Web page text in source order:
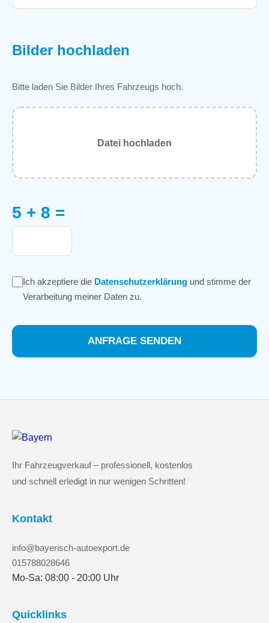
Bilder hochladen
Bitte laden Sie Bilder Ihres Fahrzeugs hoch.
Datei hochladen
5 + 8 =
Ich akzeptiere die Datenschutzerklärung und stimme der
Verarbeitung meiner Daten zu.
ANFRAGE SENDEN
Ihr Fahrzeugverkauf – professionell, kostenlos
und schnell erledigt in nur wenigen Schritten!
Kontakt
info@bayerisch-autoexport.de
015788028646
Mo-Sa: 08:00 - 20:00 Uhr
Quicklinks